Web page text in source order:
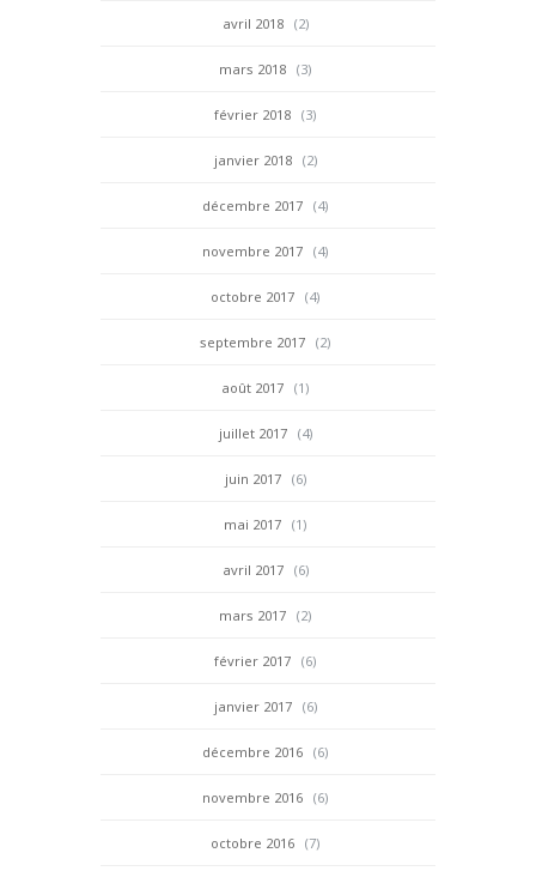
avril 2018 (2)
mars 2018 (3)
février 2018 (3)
janvier 2018 (2)
décembre 2017 (4)
novembre 2017 (4)
octobre 2017 (4)
septembre 2017 (2)
août 2017 (1)
juillet 2017 (4)
juin 2017 (6)
mai 2017 (1)
avril 2017 (6)
mars 2017 (2)
février 2017 (6)
janvier 2017 (6)
décembre 2016 (6)
novembre 2016 (6)
octobre 2016 (7)